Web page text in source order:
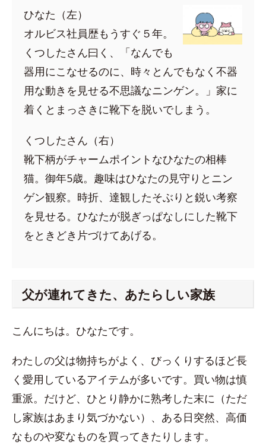
ひなた（左）
オルビス社員歴もうすぐ５年。
くつしたさん曰く、「なんでも
器用にこなせるのに、時々とんでもなく不器
用な動きを見せる不思議なニンゲン。」家に
着くとまっさきに靴下を脱いでしまう。
くつしたさん（右）
靴下柄がチャームポイントなひなたの相棒
猫。御年5歳。趣味はひなたの見守りとニン
ゲン観察。時折、達観したそぶりと鋭い考察
を見せる。ひなたが脱ぎっぱなしにした靴下
をときどき片づけてあげる。
父が連れてきた、あたらしい家族
こんにちは。ひなたです。
わたしの父は物持ちがよく、びっくりするほど長
く愛用しているアイテムが多いです。買い物は慎
重派。だけど、ひとり静かに熟考した末に（ただ
し家族はあまり気づかない）、ある日突然、高価
なものや変なものを買ってきたりします。